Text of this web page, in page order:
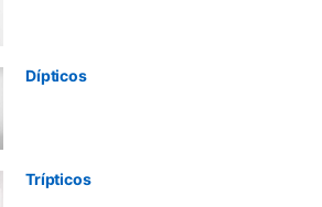
Dípticos
Trípticos